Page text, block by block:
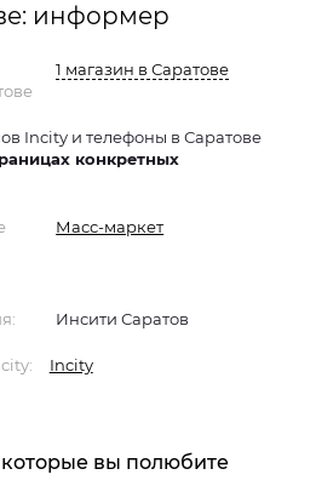
информер
1 магазин в Саратове
Incity и телефоны в Саратове
конкретных
Масс-маркет
Инсити Саратов
Incity
вы полюбите